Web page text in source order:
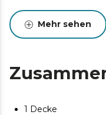
empfohlen, um die
verlängern.
Mehr sehen
1 Decke